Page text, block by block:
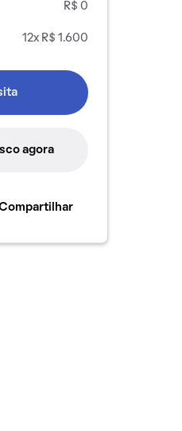
R$ 0
12x R$ 1.600
agora